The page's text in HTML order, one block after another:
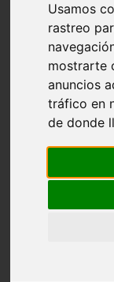
Usamos
rastreo
mostrarte
anuncios
tráfico en
de donde
Madrid -
Asturias -
Cádiz - el-
Asturias - aller
álava - vitoria-
Málaga -
Zaragoza -
Barcelona -
Valencia -
Toledo - seseña
Cantabria -